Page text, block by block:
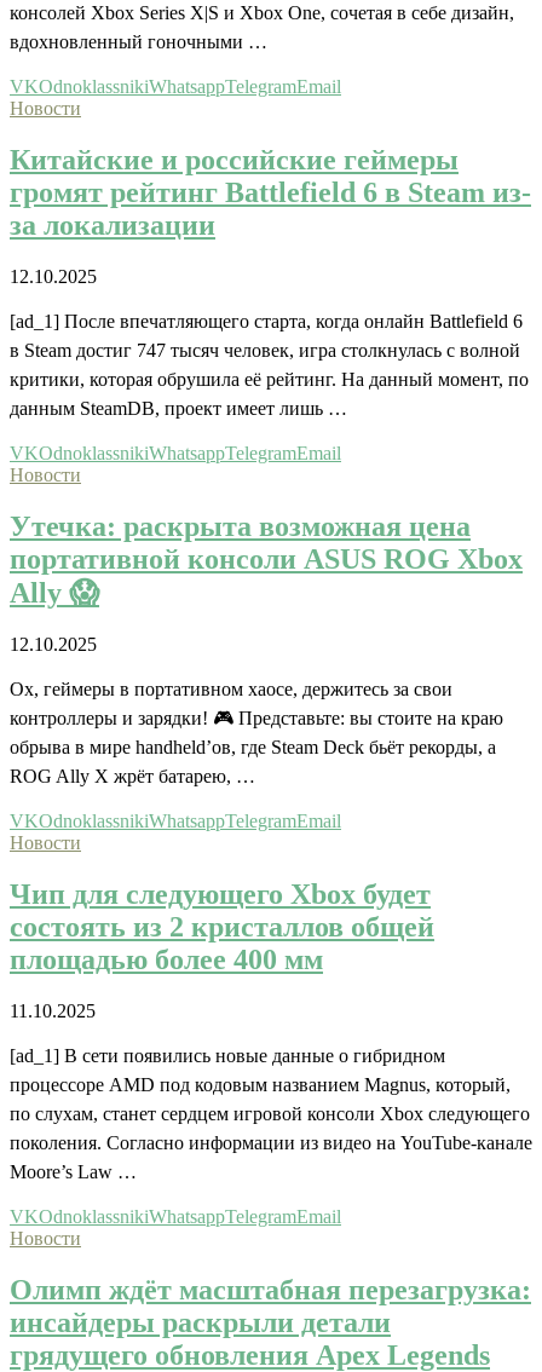
консолей Xbox Series X|S и Xbox One, сочетая в себе дизайн,
вдохновленный гоночными …
VKOdnoklassnikiWhatsappTelegramEmail
Новости
Китайские и российские геймеры
громят рейтинг Battlefield 6 в Steam из-
за локализации
12.10.2025
[ad_1] После впечатляющего старта, когда онлайн Battlefield 6
в Steam достиг 747 тысяч человек, игра столкнулась с волной
критики, которая обрушила её рейтинг. На данный момент, по
данным SteamDB, проект имеет лишь …
VKOdnoklassnikiWhatsappTelegramEmail
Новости
Утечка: раскрыта возможная цена
портативной консоли ASUS ROG Xbox
Ally 😱
12.10.2025
Ох, геймеры в портативном хаосе, держитесь за свои
контроллеры и зарядки! 🎮 Представьте: вы стоите на краю
обрыва в мире handheld’ов, где Steam Deck бьёт рекорды, а
ROG Ally X жрёт батарею, …
VKOdnoklassnikiWhatsappTelegramEmail
Новости
Чип для следующего Xbox будет
состоять из 2 кристаллов общей
площадью более 400 мм
11.10.2025
[ad_1] В сети появились новые данные о гибридном
процессоре AMD под кодовым названием Magnus, который,
по слухам, станет сердцем игровой консоли Xbox следующего
поколения. Согласно информации из видео на YouTube-канале
Moore’s Law …
VKOdnoklassnikiWhatsappTelegramEmail
Новости
Олимп ждёт масштабная перезагрузка:
инсайдеры раскрыли детали
грядущего обновления Apex Legends